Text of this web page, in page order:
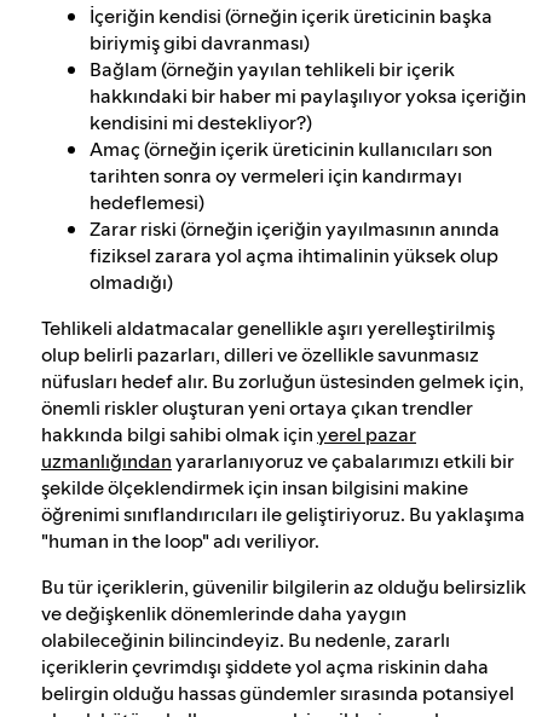
İçeriğin kendisi (örneğin içerik üreticinin başka
biriymiş gibi davranması)
Bağlam (örneğin yayılan tehlikeli bir içerik
hakkındaki bir haber mi paylaşılıyor yoksa içeriğin
kendisini mi destekliyor?)
Amaç (örneğin içerik üreticinin kullanıcıları son
tarihten sonra oy vermeleri için kandırmayı
hedeflemesi)
Zarar riski (örneğin içeriğin yayılmasının anında
fiziksel zarara yol açma ihtimalinin yüksek olup
olmadığı)
Tehlikeli aldatmacalar genellikle aşırı yerelleştirilmiş
olup belirli pazarları, dilleri ve özellikle savunmasız
nüfusları hedef alır. Bu zorluğun üstesinden gelmek için,
önemli riskler oluşturan yeni ortaya çıkan trendler
hakkında bilgi sahibi olmak içinyerel pazar
uzmanlığındanyararlanıyoruz ve çabalarımızı etkili bir
şekilde ölçeklendirmek için insan bilgisini makine
öğrenimi sınıflandırıcıları ile geliştiriyoruz. Bu yaklaşıma
"human in the loop" adı veriliyor.
Bu tür içeriklerin, güvenilir bilgilerin az olduğu belirsizlik
ve değişkenlik dönemlerinde daha yaygın
olabileceğinin bilincindeyiz. Bu nedenle, zararlı
içeriklerin çevrimdışı şiddete yol açma riskinin daha
belirgin olduğu hassas gündemler sırasında potansiyel